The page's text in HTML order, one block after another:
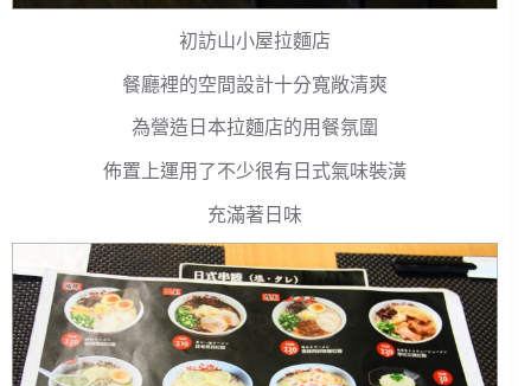
初訪山小屋拉麵店
餐廳裡的空間設計十分寬敞清爽
為營造日本拉麵店的用餐氛圍
佈置上運用了不少很有日式氣味裝潢
充滿著日味